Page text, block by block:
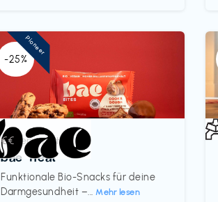
-25%
Lebensmittel
bae Treat
Funktionale Bio-Snacks für deine
Darmgesundheit –...Mehr lesen
€€‎
Pioneer